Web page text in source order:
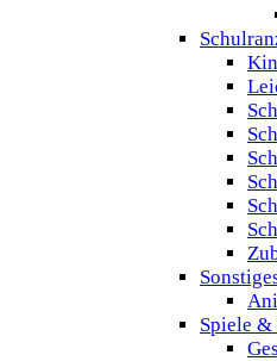
Spiele &